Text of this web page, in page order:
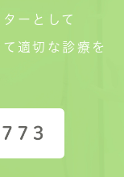
ーとして
適切な診療を